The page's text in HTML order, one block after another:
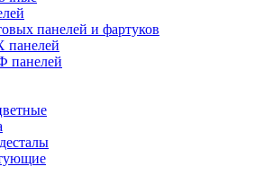
панелей и фартуков
панелей
панелей